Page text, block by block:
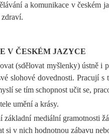
a komunikace v českém
V ČESKÉM JAZYCE
(sdělovat myšlenky) ústně
slohové dovednosti. Pracují
se tím schopnost učit se,
umění a krásy.
základní mediální gramotnosti
v nich hodnotnou zábavu